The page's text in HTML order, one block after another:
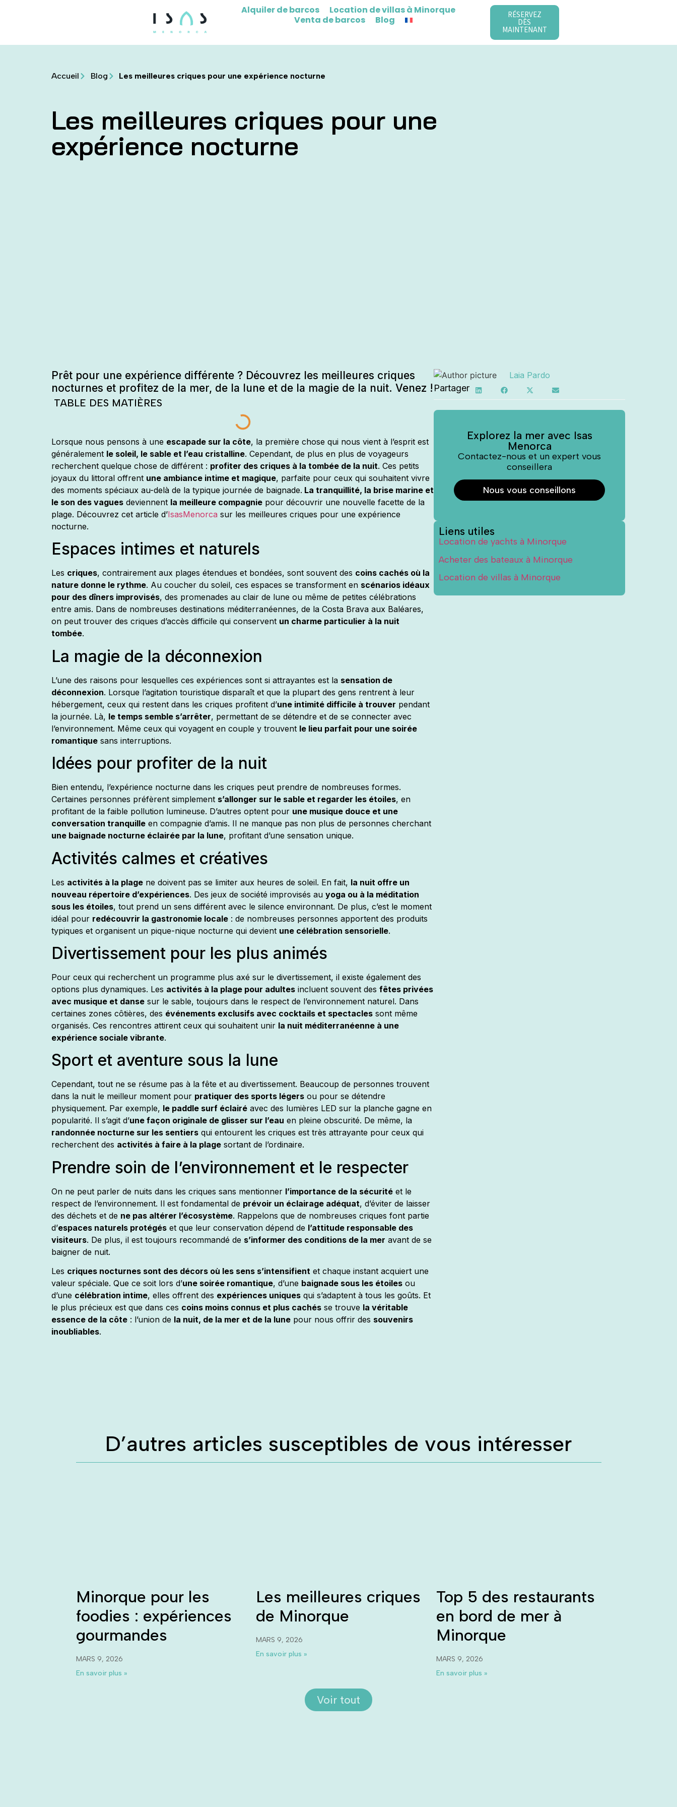
Alquiler de barcos
Location de villas à Minorque
Venta de barcos
Blog RÉSERVEZ
DÈS
MAINTENANT
Accueil Blog Les meilleures criques pour une expérience nocturne
Les meilleures criques pour une
expérience nocturne
Prêt pour une expérience différente ? Découvrez les meilleures criques
nocturnes et profitez de la mer, de la lune et de la magie de la nuit. Venez !
TABLE DES MATIÈRES
Lorsque nous pensons à une escapade sur la côte, la première chose qui nous vient à l’esprit est
généralement le soleil, le sable et l’eau cristalline. Cependant, de plus en plus de voyageurs
recherchent quelque chose de différent : profiter des criques à la tombée de la nuit. Ces petits
joyaux du littoral offrent une ambiance intime et magique, parfaite pour ceux qui souhaitent vivre
des moments spéciaux au-delà de la typique journée de baignade. La tranquillité, la brise marine et
le son des vagues deviennent la meilleure compagnie pour découvrir une nouvelle facette de la
plage. Découvrez cet article d’IsasMenorca sur les meilleures criques pour une expérience
nocturne.
Espaces intimes et naturels
Les criques, contrairement aux plages étendues et bondées, sont souvent des coins cachés où la
nature donne le rythme. Au coucher du soleil, ces espaces se transforment en scénarios idéaux
pour des dîners improvisés, des promenades au clair de lune ou même de petites célébrations
entre amis. Dans de nombreuses destinations méditerranéennes, de la Costa Brava aux Baléares,
on peut trouver des criques d’accès difficile qui conservent un charme particulier à la nuit
tombée.
La magie de la déconnexion
L’une des raisons pour lesquelles ces expériences sont si attrayantes est la sensation de
déconnexion. Lorsque l’agitation touristique disparaît et que la plupart des gens rentrent à leur
hébergement, ceux qui restent dans les criques profitent d’une intimité difficile à trouver pendant
la journée. Là, le temps semble s’arrêter, permettant de se détendre et de se connecter avec
l’environnement. Même ceux qui voyagent en couple y trouvent le lieu parfait pour une soirée
romantique sans interruptions.
Idées pour profiter de la nuit
Bien entendu, l’expérience nocturne dans les criques peut prendre de nombreuses formes.
Certaines personnes préfèrent simplement s’allonger sur le sable et regarder les étoiles, en
profitant de la faible pollution lumineuse. D’autres optent pour une musique douce et une
conversation tranquille en compagnie d’amis. Il ne manque pas non plus de personnes cherchant
une baignade nocturne éclairée par la lune, profitant d’une sensation unique.
Activités calmes et créatives
Les activités à la plage ne doivent pas se limiter aux heures de soleil. En fait, la nuit offre un
nouveau répertoire d’expériences. Des jeux de société improvisés au yoga ou à la méditation
sous les étoiles, tout prend un sens différent avec le silence environnant. De plus, c’est le moment
idéal pour redécouvrir la gastronomie locale : de nombreuses personnes apportent des produits
typiques et organisent un pique-nique nocturne qui devient une célébration sensorielle.
Divertissement pour les plus animés
Pour ceux qui recherchent un programme plus axé sur le divertissement, il existe également des
options plus dynamiques. Les activités à la plage pour adultes incluent souvent des fêtes privées
avec musique et danse sur le sable, toujours dans le respect de l’environnement naturel. Dans
certaines zones côtières, des événements exclusifs avec cocktails et spectacles sont même
organisés. Ces rencontres attirent ceux qui souhaitent unir la nuit méditerranéenne à une
expérience sociale vibrante.
Sport et aventure sous la lune
Cependant, tout ne se résume pas à la fête et au divertissement. Beaucoup de personnes trouvent
dans la nuit le meilleur moment pour pratiquer des sports légers ou pour se détendre
physiquement. Par exemple, le paddle surf éclairé avec des lumières LED sur la planche gagne en
popularité. Il s’agit d’une façon originale de glisser sur l’eau en pleine obscurité. De même, la
randonnée nocturne sur les sentiers qui entourent les criques est très attrayante pour ceux qui
recherchent des activités à faire à la plage sortant de l’ordinaire.
Prendre soin de l’environnement et le respecter
On ne peut parler de nuits dans les criques sans mentionner l’importance de la sécurité et le
respect de l’environnement. Il est fondamental de prévoir un éclairage adéquat, d’éviter de laisser
des déchets et de ne pas altérer l’écosystème. Rappelons que de nombreuses criques font partie
d’espaces naturels protégés et que leur conservation dépend de l’attitude responsable des
visiteurs. De plus, il est toujours recommandé de s’informer des conditions de la mer avant de se
baigner de nuit.
Les criques nocturnes sont des décors où les sens s’intensifient et chaque instant acquiert une
valeur spéciale. Que ce soit lors d’une soirée romantique, d’une baignade sous les étoiles ou
d’une célébration intime, elles offrent des expériences uniques qui s’adaptent à tous les goûts. Et
le plus précieux est que dans ces coins moins connus et plus cachés se trouve la véritable
essence de la côte : l’union de la nuit, de la mer et de la lune pour nous offrir des souvenirs
inoubliables.
Laia Pardo
Partager
Explorez la mer avec Isas
Menorca
Contactez-nous et un expert vous
conseillera
Nous vous conseillons
Liens utiles
Location de yachts à Minorque
Acheter des bateaux à Minorque
Location de villas à Minorque
D’autres articles susceptibles de vous intéresser
Minorque pour les
foodies : expériences
gourmandes
MARS 9, 2026
En savoir plus »
Les meilleures criques
de Minorque
MARS 9, 2026
En savoir plus »
Top 5 des restaurants
en bord de mer à
Minorque
MARS 9, 2026
En savoir plus »
Voir tout